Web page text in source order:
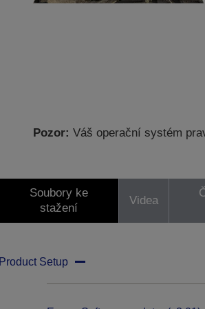
Pozor: Váš operační systém
Soubory ke
stažení
Videa
Product Setup